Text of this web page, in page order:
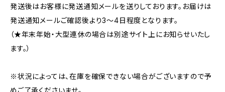
発送後はお客様に発送通知メールを送りしております。お届けは
発送通知メールご確認後より3〜4日程度となります。
（★年末年始・大型連休の場合は別途サイト上にお知らせいたし
ます。）
※状況によっては、在庫を確保できない場合がございますので予
めご了承くださいませ。